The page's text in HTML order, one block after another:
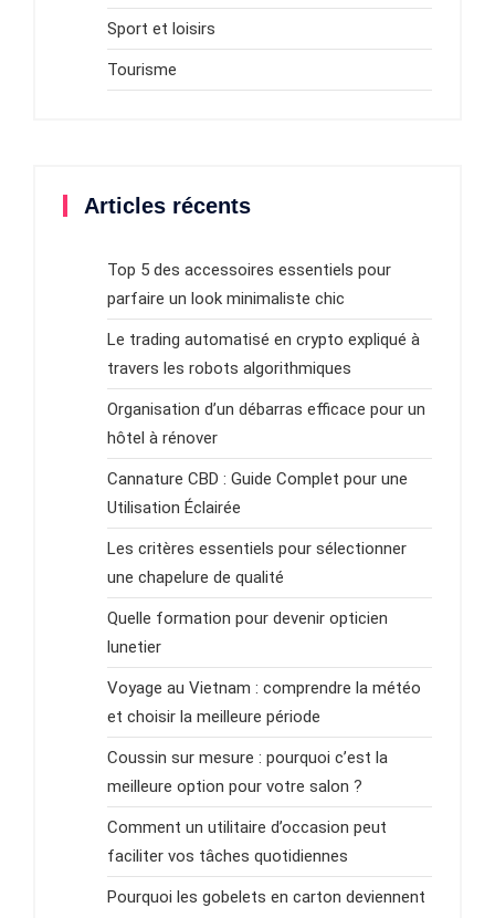
Sport et loisirs
Tourisme
Articles récents
Top 5 des accessoires essentiels pour
parfaire un look minimaliste chic
Le trading automatisé en crypto expliqué à
travers les robots algorithmiques
Organisation d’un débarras efficace pour un
hôtel à rénover
Cannature CBD : Guide Complet pour une
Utilisation Éclairée
Les critères essentiels pour sélectionner
une chapelure de qualité
Quelle formation pour devenir opticien
lunetier
Voyage au Vietnam : comprendre la météo
et choisir la meilleure période
Coussin sur mesure : pourquoi c’est la
meilleure option pour votre salon ?
Comment un utilitaire d’occasion peut
faciliter vos tâches quotidiennes
Pourquoi les gobelets en carton deviennent